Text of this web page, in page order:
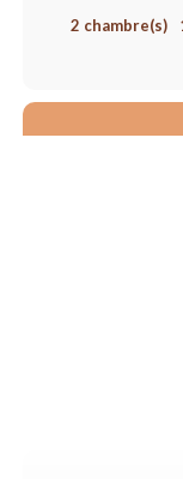
2 chambre(s)